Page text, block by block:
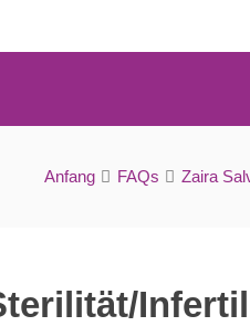
FAQs
Anfang FAQs Zaira